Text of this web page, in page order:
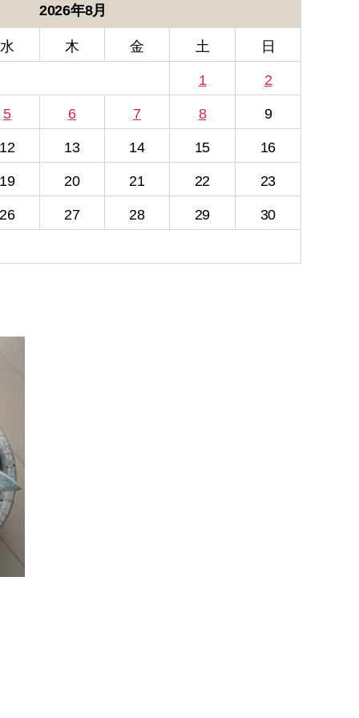
2026年8月
水 木 金 土 日
1 2
5 6 7 8 9
12 13 14 15 16
19 20 21 22 23
26 27 28 29 30